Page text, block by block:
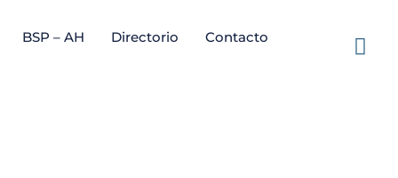
BSP – AH Directorio Contacto